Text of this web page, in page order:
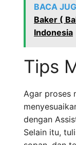
BACA
Baker (
Indonesia
Tips
Agar proses
dengan
Selain itu,